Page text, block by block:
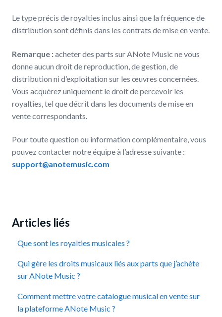
Le type précis de royalties inclus ainsi que la fréquence de
distribution sont définis dans les contrats de mise en vente.
Remarque :acheter des parts sur ANote Music ne vous
donne aucun droit de reproduction, de gestion, de
distribution ni d’exploitation sur les œuvres concernées.
Vous acquérez uniquement le droit de percevoir les
royalties, tel que décrit dans les documents de mise en
vente correspondants.
Pour toute question ou information complémentaire, vous
pouvez contacter notre équipe à l’adresse suivante :
support@anotemusic.com
Articles liés
Que sont les royalties musicales ?
Qui gère les droits musicaux liés aux parts que j’achète
sur ANote Music ?
Comment mettre votre catalogue musical en vente sur
la plateforme ANote Music ?